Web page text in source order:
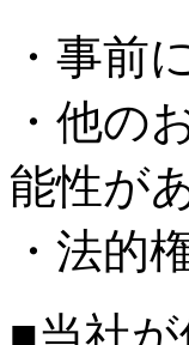
・事前
・他の
能性が
・法的